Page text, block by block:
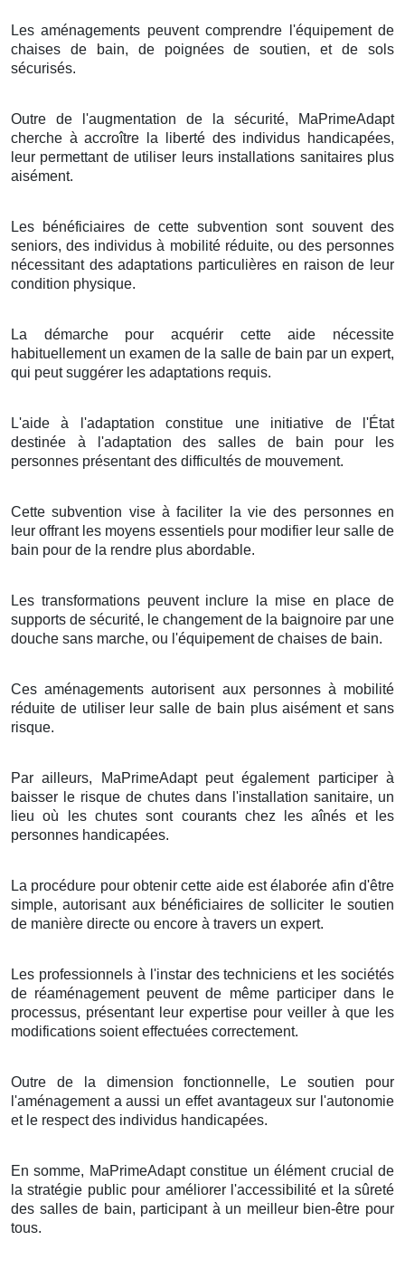
Les aménagements peuvent comprendre l'équipement de
chaises de bain, de poignées de soutien, et de sols
sécurisés.
Outre de l'augmentation de la sécurité, MaPrimeAdapt
cherche à accroître la liberté des individus handicapées,
leur permettant de utiliser leurs installations sanitaires plus
aisément.
Les bénéficiaires de cette subvention sont souvent des
seniors, des individus à mobilité réduite, ou des personnes
nécessitant des adaptations particulières en raison de leur
condition physique.
La démarche pour acquérir cette aide nécessite
habituellement un examen de la salle de bain par un expert,
qui peut suggérer les adaptations requis.
L'aide à l'adaptation constitue une initiative de l'État
destinée à l'adaptation des salles de bain pour les
personnes présentant des difficultés de mouvement.
Cette subvention vise à faciliter la vie des personnes en
leur offrant les moyens essentiels pour modifier leur salle de
bain pour de la rendre plus abordable.
Les transformations peuvent inclure la mise en place de
supports de sécurité, le changement de la baignoire par une
douche sans marche, ou l'équipement de chaises de bain.
Ces aménagements autorisent aux personnes à mobilité
réduite de utiliser leur salle de bain plus aisément et sans
risque.
Par ailleurs, MaPrimeAdapt peut également participer à
baisser le risque de chutes dans l'installation sanitaire, un
lieu où les chutes sont courants chez les aînés et les
personnes handicapées.
La procédure pour obtenir cette aide est élaborée afin d'être
simple, autorisant aux bénéficiaires de solliciter le soutien
de manière directe ou encore à travers un expert.
Les professionnels à l'instar des techniciens et les sociétés
de réaménagement peuvent de même participer dans le
processus, présentant leur expertise pour veiller à que les
modifications soient effectuées correctement.
Outre de la dimension fonctionnelle, Le soutien pour
l'aménagement a aussi un effet avantageux sur l'autonomie
et le respect des individus handicapées.
En somme, MaPrimeAdapt constitue un élément crucial de
la stratégie public pour améliorer l'accessibilité et la sûreté
des salles de bain, participant à un meilleur bien-être pour
tous.